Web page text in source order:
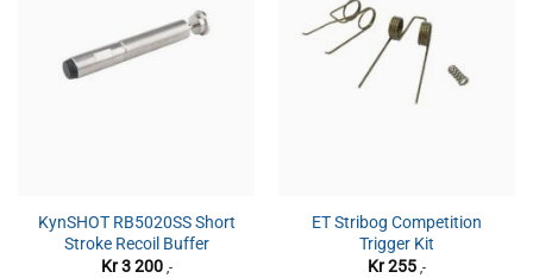
KynSHOT RB5020SS Short
Stroke Recoil Buffer
Kr3 200 ,-
ET Stribog Competition
Trigger Kit
Kr255 ,-